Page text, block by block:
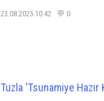
23.08.2025 10:42 💬 0
Tuzla ‘Tsunamiye Hazır